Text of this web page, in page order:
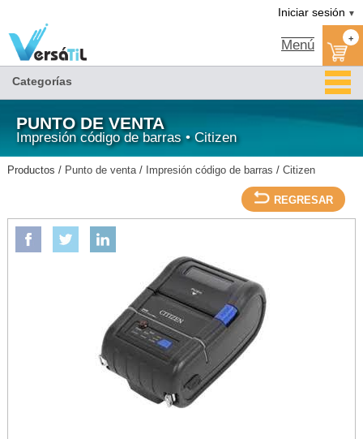
IMP.PORTATIL RECIBOS CMP-20 TD IP42 203DPI USB SER/STANDARD/IOS/BT-
Iniciar sesión ▼
Menú +
Categorías
PUNTO DE VENTA
Impresión código de barras • Citizen
Productos / Punto de venta/ Impresión código de barras / Citizen
REGRESAR
IMP.PORTATIL RECIBOS CMP-20 TD IP42 203DPI USB SER/STANDARD/IOS/BT-
CITIZEN